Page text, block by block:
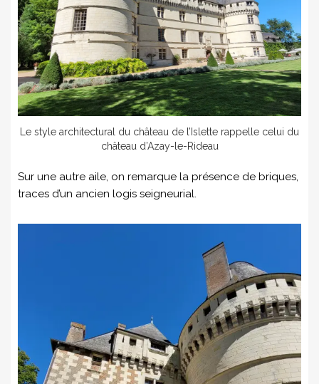
Le style architectural du château de l’Islette rappelle celui du
château d’Azay-le-Rideau
Sur une autre aile, on remarque la présence de briques,
traces d’un ancien logis seigneurial.